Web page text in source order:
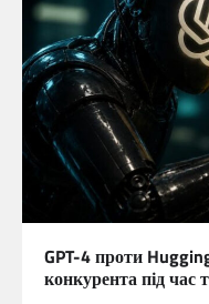
GPT-4 проти
конкурента під час